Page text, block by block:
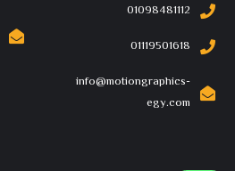
01098481112
01119501618
info@motiongraphics-
egy.com